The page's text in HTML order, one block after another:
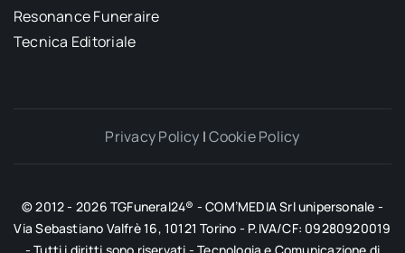
Resonance Funeraire
Tecnica Editoriale
Privacy Policy |Cookie Policy
© 2012 - 2026 TGFuneral24® - COM’MEDIA Srl unipersonale -
Via Sebastiano Valfrè 16, 10121 Torino - P.IVA/CF: 09280920019